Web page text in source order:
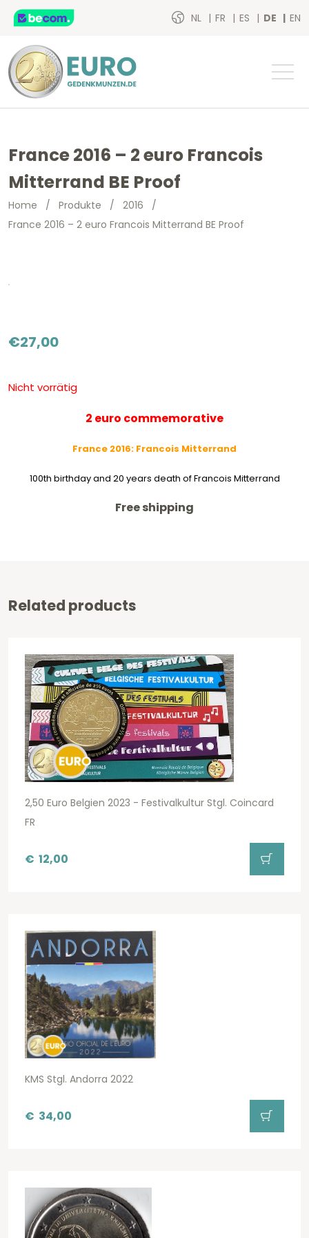
NL FR ES DE EN
France 2016 – 2 euro Francois
Mitterrand BE Proof
Home / Produkte / 2016 /
France 2016 – 2 euro Francois Mitterrand BE Proof
€27,00
Nicht vorrätig
2 euro commemorative
France 2016: Francois Mitterrand
100th birthday and 20 years death of Francois Mitterrand
Free shipping
Related products
2,50 Euro Belgien 2023 - Festivalkultur Stgl. Coincard
FR
€ 12,00
KMS Stgl. Andorra 2022
€ 34,00